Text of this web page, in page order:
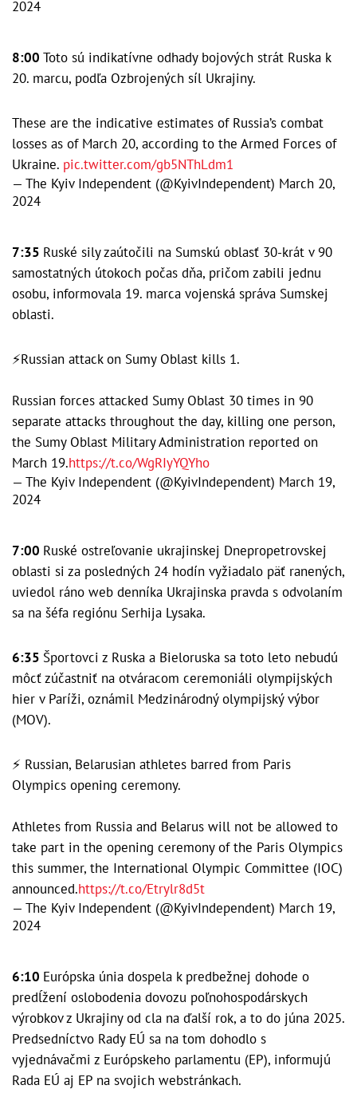
2024
8:00 Toto sú indikatívne odhady bojových strát Ruska k
20. marcu, podľa Ozbrojených síl Ukrajiny.
These are the indicative estimates of Russia’s combat
losses as of March 20, according to the Armed Forces of
Ukraine. pic.twitter.com/gb5NThLdm1
— The Kyiv Independent (@KyivIndependent) March 20,
2024
7:35 Ruské sily zaútočili na Sumskú oblasť 30-krát v 90
samostatných útokoch počas dňa, pričom zabili jednu
osobu, informovala 19. marca vojenská správa Sumskej
oblasti.
⚡️Russian attack on Sumy Oblast kills 1.
Russian forces attacked Sumy Oblast 30 times in 90
separate attacks throughout the day, killing one person,
the Sumy Oblast Military Administration reported on
March 19.https://t.co/WgRIyYQYho
— The Kyiv Independent (@KyivIndependent) March 19,
2024
7:00 Ruské ostreľovanie ukrajinskej Dnepropetrovskej
oblasti si za posledných 24 hodín vyžiadalo päť ranených,
uviedol ráno web denníka Ukrajinska pravda s odvolaním
sa na šéfa regiónu Serhija Lysaka.
6:35 Športovci z Ruska a Bieloruska sa toto leto nebudú
môcť zúčastniť na otváracom ceremoniáli olympijských
hier v Paríži, oznámil Medzinárodný olympijský výbor
(MOV).
⚡️ Russian, Belarusian athletes barred from Paris
Olympics opening ceremony.
Athletes from Russia and Belarus will not be allowed to
take part in the opening ceremony of the Paris Olympics
this summer, the International Olympic Committee (IOC)
announced.https://t.co/Etrylr8d5t
— The Kyiv Independent (@KyivIndependent) March 19,
2024
6:10 Európska únia dospela k predbežnej dohode o
predĺžení oslobodenia dovozu poľnohospodárskych
výrobkov z Ukrajiny od cla na ďalší rok, a to do júna 2025.
Predsedníctvo Rady EÚ sa na tom dohodlo s
vyjednávačmi z Európskeho parlamentu (EP), informujú
Rada EÚ aj EP na svojich webstránkach.